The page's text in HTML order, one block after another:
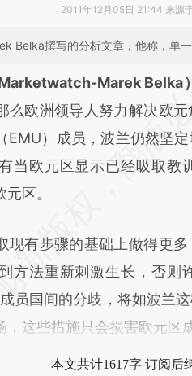
2011年12月05日 21:44 来源
Belka撰写的分析文章，他称，单
头增加这段话：本
3px4xCZD](https://
意图存在偏差。不代表财
Marek Belka）
么欧洲领导人努力解决欧
EMU）成员，波兰仍然坚
当欧元区显示已经吸取教
区。
有步骤的基础上做得更多
方法重新刺激生长，否则
员国间的分歧，将如波兰
这些措施只会损害欧元区
本文共计1617字 订阅后